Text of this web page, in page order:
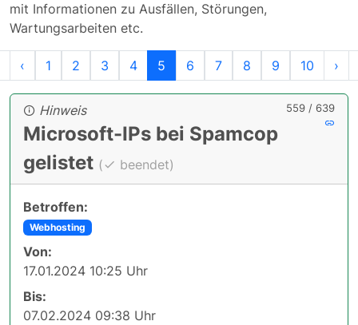
mit Informationen zu Ausfällen, Störungen,
Wartungsarbeiten etc.
‹Vorherige
1 2 3 4 5 6 7 8 9 10 ›
559 / 639
Hinweis
Microsoft-IPs bei Spamcop
gelistet ( beendet)
Betroffen:
Webhosting
Von:
17.01.2024 10:25 Uhr
Bis:
07.02.2024 09:38 Uhr